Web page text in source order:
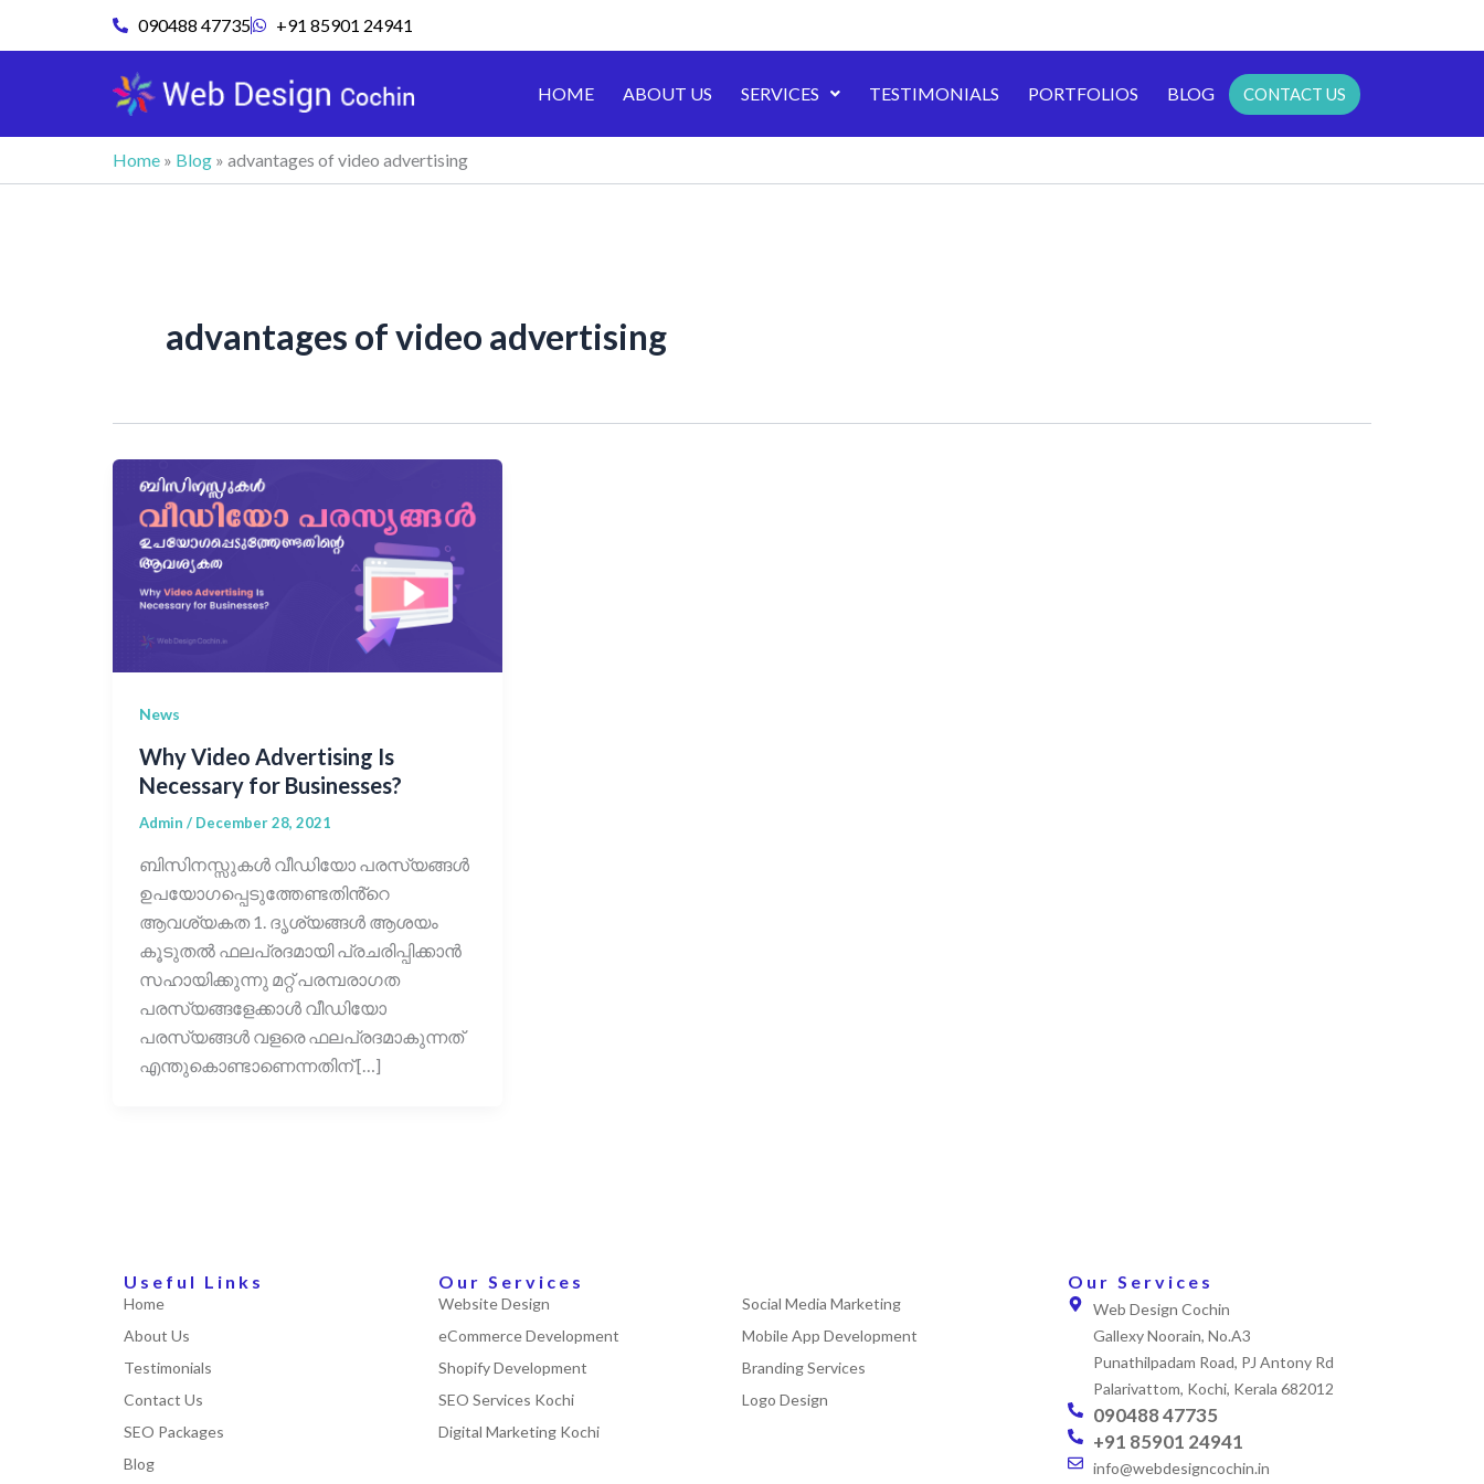
090488 47735 +91 85901 24941
HOME ABOUT US SERVICES TESTIMONIALS PORTFOLIOS BLOG CONTACT US
Home » Blog » advantages of video advertising
advantages of video advertising
News
Why Video Advertising Is
Necessary for Businesses?
Admin / December 28, 2021
ബിസിനസ്സുകൾ വീഡിയോ പരസ്യങ്ങൾ
ഉപയോഗപ്പെടുത്തേണ്ടതിൻ്റെ
ആവശ്യകത 1. ദൃശ്യങ്ങൾ ആശയം
കൂടുതൽ ഫലപ്രദമായി പ്രചരിപ്പിക്കാൻ
സഹായിക്കുന്നു മറ്റ് പരമ്പരാഗത
പരസ്യങ്ങളേക്കാൾ വീഡിയോ
പരസ്യങ്ങൾ വളരെ ഫലപ്രദമാകുന്നത്
എന്തുകൊണ്ടാണെന്നതിന് […]
Useful Links
Home
About Us
Testimonials
Contact Us
SEO Packages
Blog
Our Services
Website Design
eCommerce Development
Shopify Development
SEO Services Kochi
Digital Marketing Kochi
Social Media Marketing
Mobile App Development
Branding Services
Logo Design
Our Services
Web Design Cochin
Gallexy Noorain, No.A3
Punathilpadam Road, PJ Antony Rd
Palarivattom, Kochi, Kerala 682012
090488 47735
+91 85901 24941
info@webdesigncochin.in